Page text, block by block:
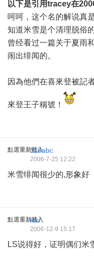
以下是引用tracey在
呵呵，这个名的解说真
知道米雪是个清理脱俗
曾经看过一篇关于夏雨
闹出绯闻的。
因為他們在喜來登被記
來登王子稱號！
點選重新載入
116abc
2006-7-25 12:22
米雪绯闻很少的,形象好
點選重新載入
kiki
2006-12-9 15:17
LS说得好，证明偶们米